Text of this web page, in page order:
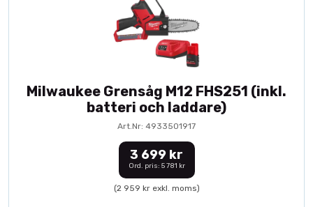
Milwaukee Grensåg M12 FHS251 (inkl.
batteri och laddare)
Art.Nr: 4933501917
3 699 kr
Ord. pris: 5 781 kr
(2 959 kr exkl. moms)